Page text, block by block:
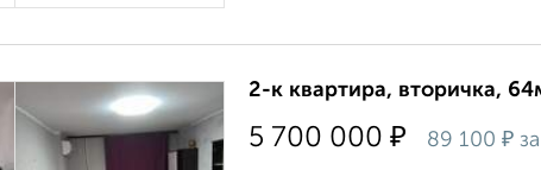
2-к квартира, вторичка,
5 700 000 ₽ 89 100 ₽